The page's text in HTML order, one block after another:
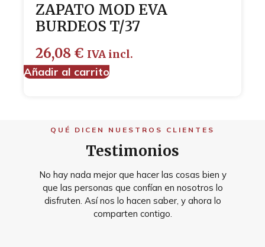
ZAPATO MOD EVA
BURDEOS T/37
26,08 € IVA incl.
Añadir al carrito
QUÉ DICEN NUESTROS CLIENTES
Testimonios
No hay nada mejor que hacer las cosas bien y
que las personas que confían en nosotros lo
disfruten. Así nos lo hacen saber, y ahora lo
comparten contigo.